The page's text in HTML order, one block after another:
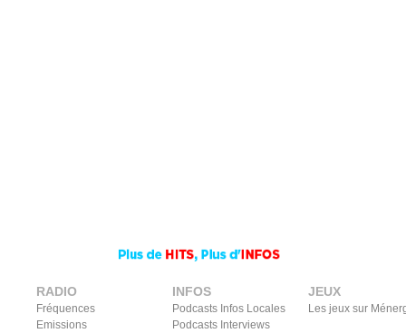
RADIO
Fréquences
Emissions
INFOS
Podcasts Infos Locales
Podcasts Interviews
JEUX
Les jeux sur